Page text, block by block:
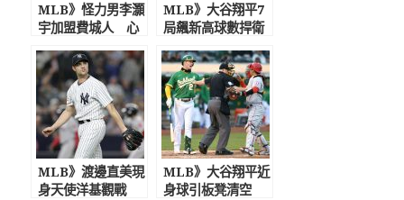
MLB》怪力男李灝
宇加盟費城人 心
好上大聯盟
MLB》大谷翔平7
局飆新高球數捍衛
MLB》渡邊直美現
身天使洋基觀戰
MLB》大谷翔平近
身球引板凳清空